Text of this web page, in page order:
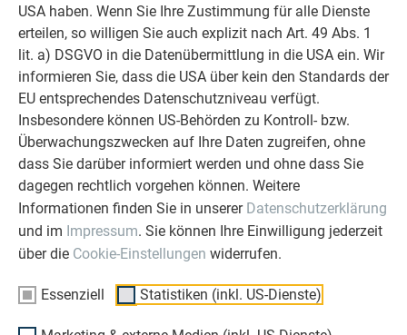
USA haben. Wenn Sie Ihre Zustimmung für alle Dienste
erteilen, so willigen Sie auch explizit nach Art. 49 Abs. 1
lit. a) DSGVO in die Datenübermittlung in die USA ein. Wir
informieren Sie, dass die USA über kein den Standards der
EU entsprechendes Datenschutzniveau verfügt.
Insbesondere können US-Behörden zu Kontroll- bzw.
Überwachungszwecken auf Ihre Daten zugreifen, ohne
dass Sie darüber informiert werden und ohne dass Sie
dagegen rechtlich vorgehen können. Weitere
Informationen finden Sie in unserer Datenschutzerklärung
und im Impressum. Sie können Ihre Einwilligung jederzeit
über die Cookie-Einstellungen widerrufen.
Essenziell Statistiken (inkl. US-Dienste)
ZURÜCK WEITER
ÜBER PREFA
Über uns
Nachhaltigkeit
Karriere
Presse
Partner
WIR HELFEN IHNEN
Fragen & Antworten
Prospekte bestellen
Angebot anfordern
Kontakt
Erfahrungen